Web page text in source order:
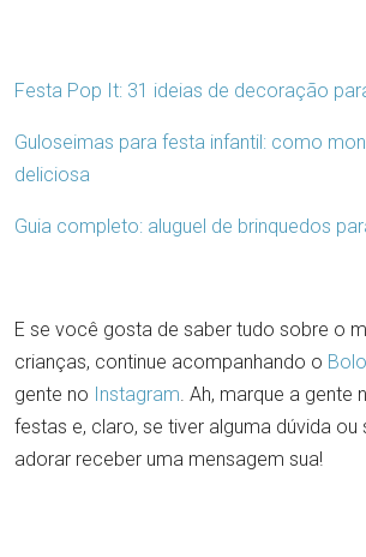
Festa Pop It: 31 ideias de decoração
Guloseimas para festa infantil: como
deliciosa
Guia completo: aluguel de brinquedos
E se você gosta de saber tudo sobre o
crianças, continue acompanhando o
gente no Instagram . Ah, marque a
festas e, claro, se tiver alguma dúvida
adorar receber uma mensagem sua!